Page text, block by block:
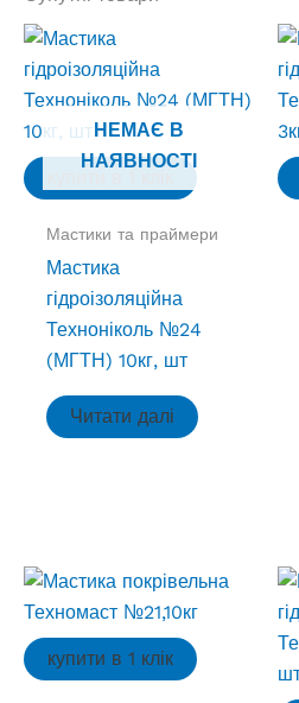
НЕМАЄ В
НАЯВНОСТІ
Мастики та праймери
Мастика
гідроізоляційна
Техноніколь №24
(МГТН) 10кг, шт
Читати далі
купити в 1 клік